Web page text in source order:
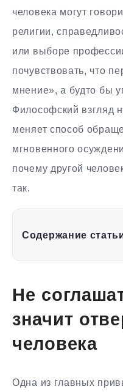
человека могут
религии,
или выборе
почувствовать, что
мнение», а будто бы
Философский взгляд
меняет способ
мгновенного
почему другой
так.
Содержание
Не
значит
человека
Одна из главных